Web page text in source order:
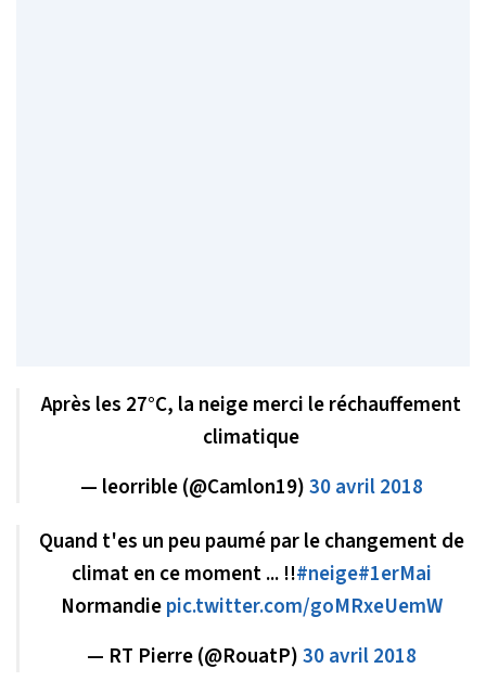
Après les 27°C, la neige merci le réchauffement
climatique
— leorrible (@Camlon19)30 avril 2018
Quand t'es un peu paumé par le changement de
climat en ce moment ... !!#neige#1erMai
Normandiepic.twitter.com/goMRxeUemW
— RT Pierre (@RouatP)30 avril 2018